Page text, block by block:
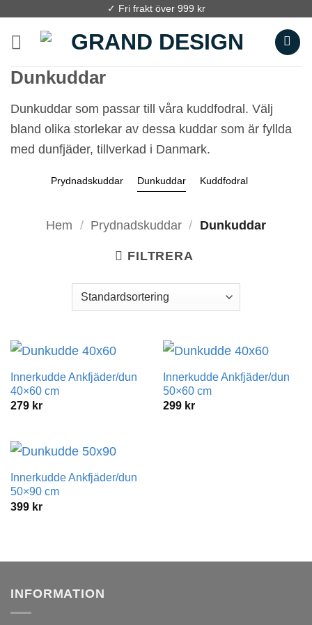
content
✓ Fri frakt över 999 kr
Dunkuddar
Dunkuddar som passar till våra kuddfodral. Välj
bland olika storlekar av dessa kuddar som är fyllda
med dunfjäder, tillverkad i Danmark.
Prydnadskuddar Dunkuddar Kuddfodral
Hem / Prydnadskuddar / Dunkuddar
FILTRERA
Innerkudde Ankfjäder/dun
40×60 cm
279 kr
Innerkudde Ankfjäder/dun
50×60 cm
299 kr
Innerkudde Ankfjäder/dun
50×90 cm
399 kr
INFORMATION